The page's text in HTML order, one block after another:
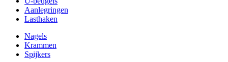
Aanlegringen
Lasthaken
Nagels
Krammen
Spijkers